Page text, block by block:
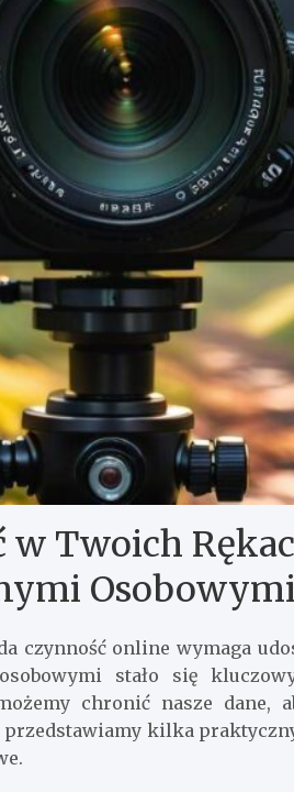
Twoich
czynność online wymaga
stało się
chronić nasze dane,
kilka